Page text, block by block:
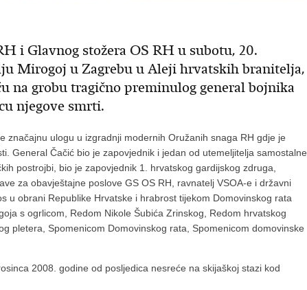
i Glavnog stožera OS RH u subotu, 20.
Mirogoj u Zagrebu u Aleji hrvatskih branitelja,
na grobu tragično preminulog general bojnika
njegove smrti.
značajnu ulogu u izgradnji modernih Oružanih snaga RH gdje je
General Čačić bio je zapovjednik i jedan od utemeljitelja samostalne
postrojbi, bio je zapovjednik 1. hrvatskog gardijskog zdruga,
za obavještajne poslove GS OS RH, ravnatelj VSOA-e i državni
u obrani Republike Hrvatske i hrabrost tijekom Domovinskog rata
s ogrlicom, Redom Nikole Šubića Zrinskog, Redom hrvatskog
pletera, Spomenicom Domovinskog rata, Spomenicom domovinske
2008. godine od posljedica nesreće na skijaškoj stazi kod